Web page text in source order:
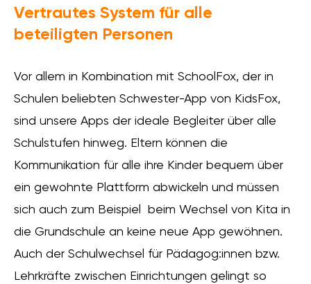
Vertrautes System für alle
beteiligten Personen
Vor allem in Kombination mit SchoolFox, der in
Schulen beliebten Schwester-App von KidsFox,
sind unsere Apps der ideale Begleiter über alle
Schulstufen hinweg. Eltern können die
Kommunikation für alle ihre Kinder bequem über
ein gewohnte Plattform abwickeln und müssen
sich auch zum Beispiel beim Wechsel von Kita in
die Grundschule an keine neue App gewöhnen.
Auch der Schulwechsel für Pädagog:innen bzw.
Lehrkräfte zwischen Einrichtungen gelingt so